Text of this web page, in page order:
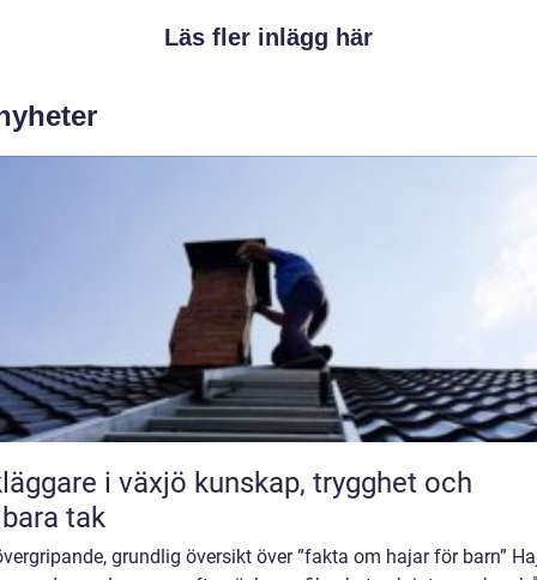
Läs fler inlägg här
i växjö kunskap, trygghet och
tak
grundlig översikt över ”fakta om hajar för barn”